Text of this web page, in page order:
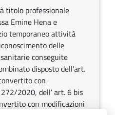
titolo professionale
Emine Hena e
temporaneo attività
delle
conseguite
disposto dell’art.
con
2020, dell’ art. 6 bis
con modificazioni